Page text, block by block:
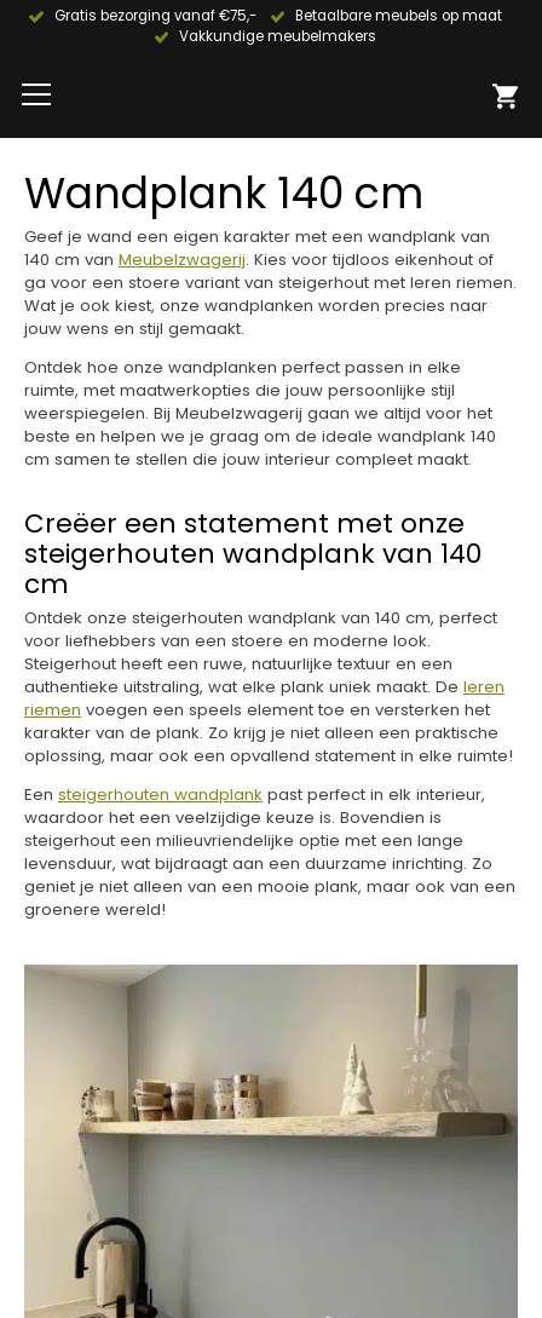
Gratis bezorging vanaf €75,-
Betaalbare meubels op maat
Vakkundige meubelmakers
Wandplank 140 cm
Geef je wand een eigen karakter met een wandplank van
140 cm van Meubelzwagerij. Kies voor tijdloos eikenhout of
ga voor een stoere variant van steigerhout met leren riemen.
Wat je ook kiest, onze wandplanken worden precies naar
jouw wens en stijl gemaakt.
Ontdek hoe onze wandplanken perfect passen in elke
ruimte, met maatwerkopties die jouw persoonlijke stijl
weerspiegelen. Bij Meubelzwagerij gaan we altijd voor het
beste en helpen we je graag om de ideale wandplank 140
cm samen te stellen die jouw interieur compleet maakt.
Creëer een statement met onze
steigerhouten wandplank van 140
cm
Ontdek onze steigerhouten wandplank van 140 cm, perfect
voor liefhebbers van een stoere en moderne look.
Steigerhout heeft een ruwe, natuurlijke textuur en een
authentieke uitstraling, wat elke plank uniek maakt. De leren
riemen voegen een speels element toe en versterken het
karakter van de plank. Zo krijg je niet alleen een praktische
oplossing, maar ook een opvallend statement in elke ruimte!
Een steigerhouten wandplank past perfect in elk interieur,
waardoor het een veelzijdige keuze is. Bovendien is
steigerhout een milieuvriendelijke optie met een lange
levensduur, wat bijdraagt aan een duurzame inrichting. Zo
geniet je niet alleen van een mooie plank, maar ook van een
groenere wereld!